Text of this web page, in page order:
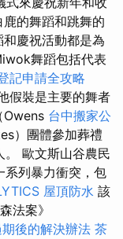
的舞蹈和跳舞的
慶祝活動都是為
舞蹈包括代表
記申請全攻略
假裝是主要的舞者
Owens 台中搬家公
）團體參加葬禮
。 歐文斯山谷農民
系列暴力衝突，包
屋頂防水 該
法案》
後的解決辦法 茶